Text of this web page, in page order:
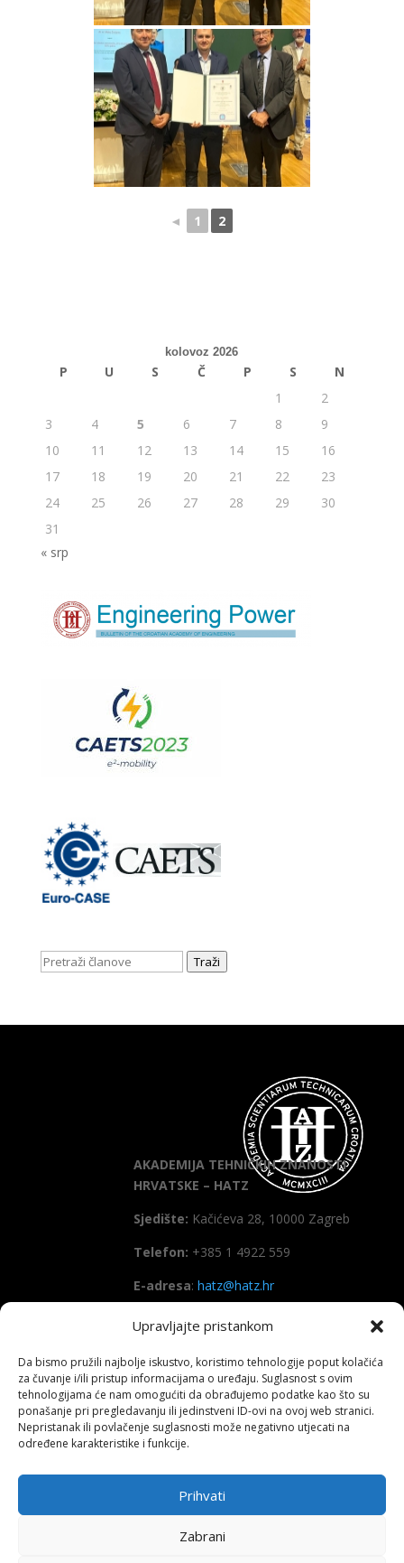
Upravljajte pristankom
Da bismo pružili najbolje iskustvo, koristimo tehnologije poput kolačića
za čuvanje i/ili pristup informacijama o uređaju. Suglasnost s ovim
tehnologijama će nam omogućiti da obrađujemo podatke kao što su
ponašanje pri pregledavanju ili jedinstveni ID-ovi na ovoj web stranici.
Nepristanak ili povlačenje suglasnosti može negativno utjecati na
određene karakteristike i funkcije.
Prihvati
Zabrani
◄ 1 2
kolovoz 2026
P U S Č P S
N
1
2
3
4 5 6 7 8
9
10
11 12 13 14 15
16
17
18 19 20 21 22
23
24
25 26 27 28 29
30
31
« srp
Traži
AKADEMIJA TEHNIČKIH ZNANOSTI
HRVATSKE – HATZ
Sjedište: Kačićeva 28, 10000 Zagreb
Telefon: +385 1 4922 559
E-adresa: hatz@hatz.hr
OIB: 89465386965
IBAN HR7923600001101573628
(Zagrebačka banka d.d)
SWIFT: ZABAHR2X
Copyright All right reserved HATZ – 2026